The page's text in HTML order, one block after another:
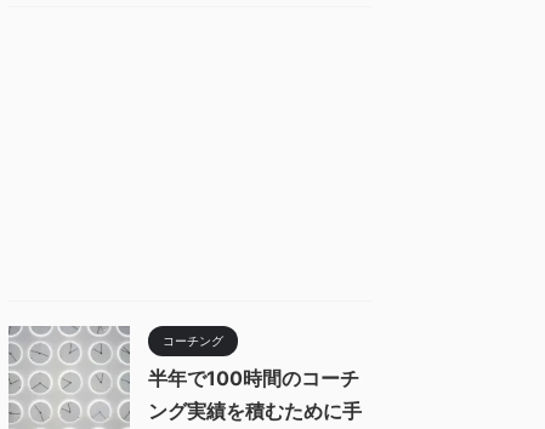
コーチング
半年で100時間のコーチ
ング実績を積むために手